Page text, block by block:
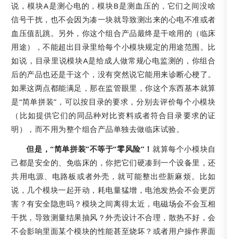
说，模块A是测心电的，模块B是测血压的，它们之间没啥
信号干扰，也不会因为凑一块就导致测出来的心电不准或者
血压值乱跳。另外，你这个组合产品最终是干啥用的（临床
用途），不能超出目录里给每个小模块规定的用途范围。比
如说，目录里说模块A是给成人做常规心电监测的，你组合
后的产品也还是干这个，没有突然说它能用来诊断心梗了。
如果这两点都能满足，那在监管眼里，你这个东西基本就算
是“简单拼装”，可以按目录的要求，分别去评价每个小模块
（比如提供它们的同品种对比资料或者符合目录要求的证
明），而不用为整个组合产品单独去做临床试验。
但是，“简单拼装”不等于“零风险”！ 就算每个小模块自
己都是安全的、免临床的，你把它们硬凑到一个设备里，还
共用电源、电路板或者外壳，就可能整出些新麻烦。比如
说，几个模块一起开动，耗电量猛增，电池发热会不会更厉
害？有安全隐患吗？模块之间离得太近，电磁场会不会互相
干扰，导致测量结果抽风？外壳设计不合理，散热不好，会
不会影响里面某个模块的性能甚至烧坏？或者用户操作界面